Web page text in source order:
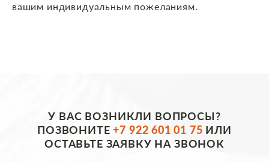
вашим индивидуальным пожеланиям.
У ВАС ВОЗНИКЛИ ВОПРОСЫ?
ПОЗВОНИТЕ+7 922 601 01 75 ИЛИ
ОСТАВЬТЕ ЗАЯВКУ НА ЗВОНОК